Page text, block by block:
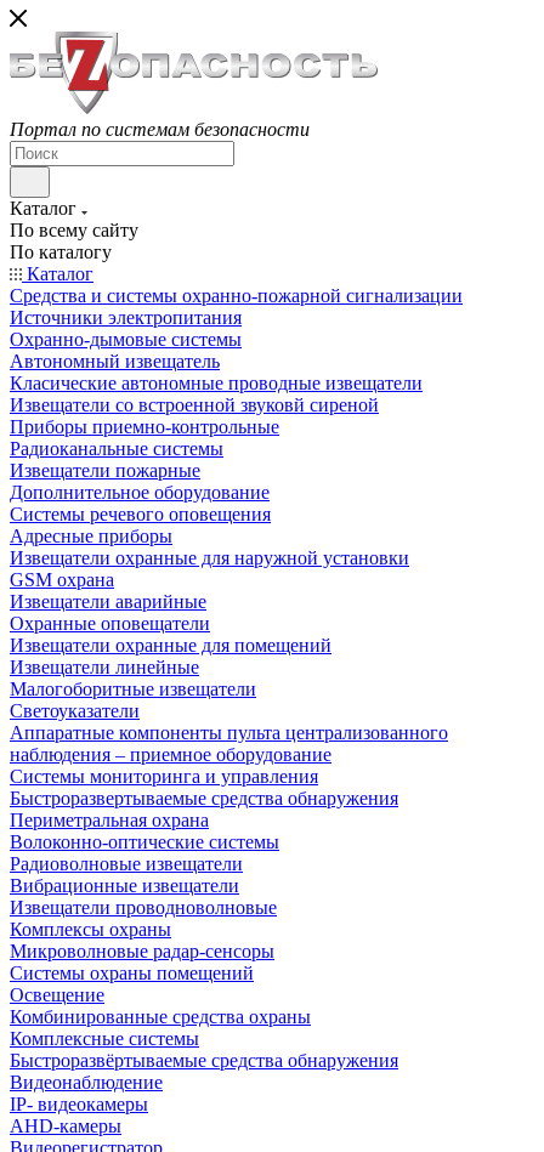
Портал по системам безопасности
Каталог
По всему сайту
По каталогу
Каталог
Средства и системы охранно-пожарной сигнализации
Источники электропитания
Охранно-дымовые системы
Автономный извещатель
Класические автономные проводные извещатели
Извещатели со встроенной звуковй сиреной
Приборы приемно-контрольные
Радиоканальные системы
Извещатели пожарные
Дополнительное оборудование
Системы речевого оповещения
Адресные приборы
Извещатели охранные для наружной установки
GSM охрана
Извещатели аварийные
Охранные оповещатели
Извещатели охранные для помещений
Извещатели линейные
Малогоборитные извещатели
Светоуказатели
Аппаратные компоненты пульта централизованного
наблюдения – приемное оборудование
Системы мониторинга и управления
Быстроразвертываемые средства обнаружения
Периметральная охрана
Волоконно-оптические системы
Радиоволновые извещатели
Вибрационные извещатели
Извещатели проводноволновые
Комплексы охраны
Микроволновые радар-сенсоры
Системы охраны помещений
Освещение
Комбинированные средства охраны
Комплексные системы
Быстроразвёртываемые средства обнаружения
Видеонаблюдение
IP- видеокамеры
AHD-камеры
Видеорегистратор